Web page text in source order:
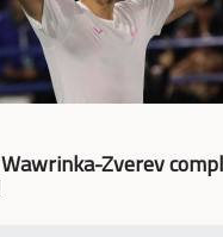
Zverev